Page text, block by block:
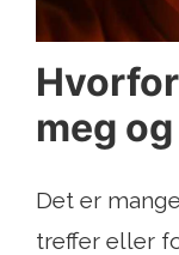
meg
Det er
treffer eller